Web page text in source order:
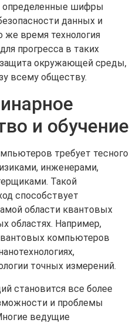
определенные шифры
данных и
же время технология
прогресса в таких
защита окружающей среды,
всему обществу.
и обучение
требует тесного
инженерами,
Такой
способствует
области квантовых
областях. Например,
компьютеров
точных измерений.
становится все более
и проблемы
ведущие